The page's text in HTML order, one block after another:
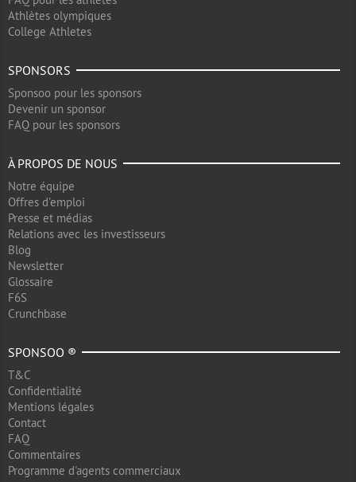
Athlètes olympiques
College Athletes
SPONSORS
Sponsoo pour les sponsors
Devenir un sponsor
FAQ pour les sponsors
À PROPOS DE NOUS
Notre équipe
Offres d'emploi
Presse et médias
Relations avec les investisseurs
Blog
Newsletter
Glossaire
F6S
Crunchbase
SPONSOO ®
T&C
Confidentialité
Mentions légales
Contact
FAQ
Commentaires
Programme d'agents commerciaux